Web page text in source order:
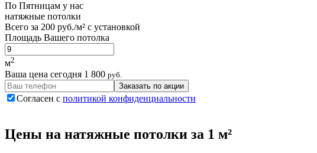
По Пятницам у нас
натяжные потолки
Всего за 200 руб./м² с установкой
Площадь Вашего потолка
м2
Ваша цена сегодня 1 800 руб.
Заказать по акции
Согласен с политикой конфиденциальности
Цены на натяжные потолки за 1 м²